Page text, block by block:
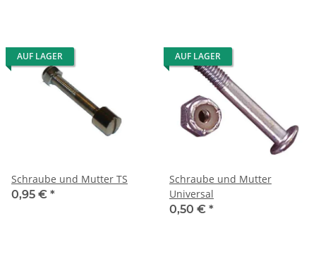
AUF LAGER
Schraube und Mutter TS
0,95 € *
AUF LAGER
Schraube und Mutter
Universal
0,50 € *